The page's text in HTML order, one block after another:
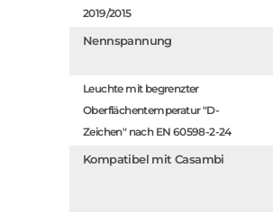
2019/2015
Nennspannung
Leuchte mit begrenzter
Oberflächentemperatur "D-
Zeichen" nach EN 60598-2-24
Kompatibel mit Casambi